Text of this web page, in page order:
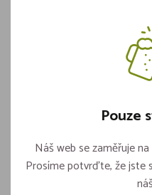
Gin Beefeater
Pouze
Náš web se zaměřuje
Prosíme potvrďte, že jste